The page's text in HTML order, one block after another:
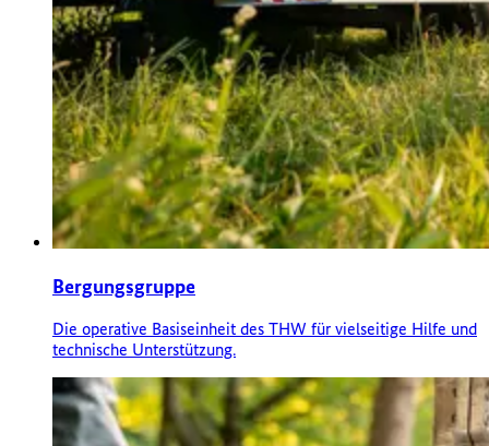
Bergungsgruppe
Die operative Basiseinheit des THW für vielseitige Hilfe und
technische Unterstützung.